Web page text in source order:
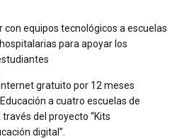
con equipos tecnológicos a escuelas
para apoyar los
gratuito por 12 meses
a cuatro escuelas de
del proyecto “Kits
digital”.